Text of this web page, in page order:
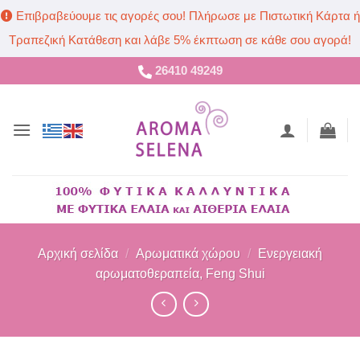
Επιβραβεύουμε τις αγορές σου! Πλήρωσε με Πιστωτική Κάρτα ή
Τραπεζική Κατάθεση και λάβε 5% έκπτωση σε κάθε σου αγορά!
στο
26410 49249
Αρχική σελίδα / Αρωματικά χώρου /
Ενεργειακή
αρωματοθεραπεία, Feng Shui